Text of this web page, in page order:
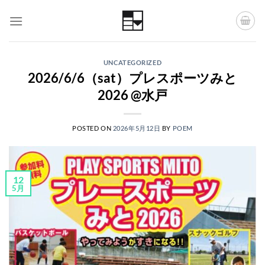
UNCATEGORIZED
2026/6/6（sat）プレスポーツみと
2026 @水戸
POSTED ON 2026年5月12日 BY POEM
12
5月